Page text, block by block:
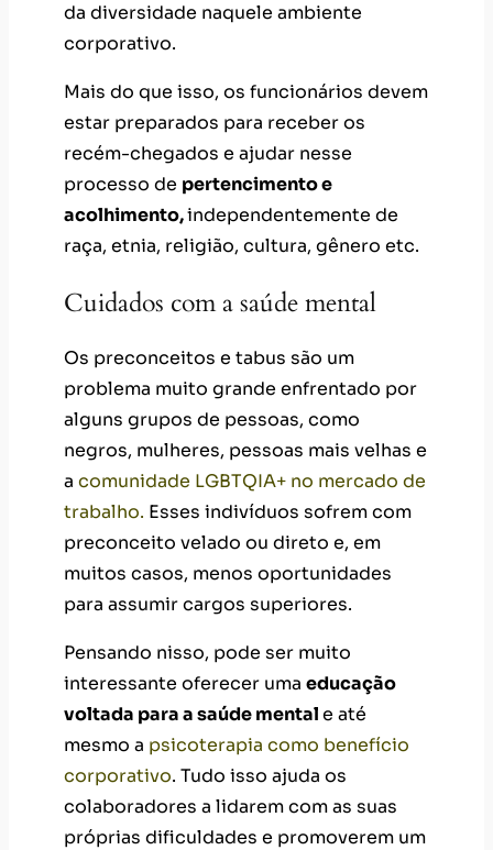
da diversidade naquele ambiente
corporativo.
Mais do que isso, os funcionários devem
estar preparados para receber os
recém-chegados e ajudar nesse
processo de pertencimento e
acolhimento,independentemente de
raça, etnia, religião, cultura, gênero etc.
Cuidados com a saúde mental
Os preconceitos e tabus são um
problema muito grande enfrentado por
alguns grupos de pessoas, como
negros, mulheres, pessoas mais velhas e
a comunidade LGBTQIA+ no mercado de
trabalho. Esses indivíduos sofrem com
preconceito velado ou direto e, em
muitos casos, menos oportunidades
para assumir cargos superiores.
Pensando nisso, pode ser muito
interessante oferecer uma educação
voltada para a saúde mentale até
mesmo a psicoterapia como benefício
corporativo. Tudo isso ajuda os
colaboradores a lidarem com as suas
próprias dificuldades e promoverem um